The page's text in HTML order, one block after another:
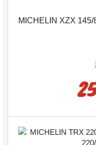
MICHELIN XZX